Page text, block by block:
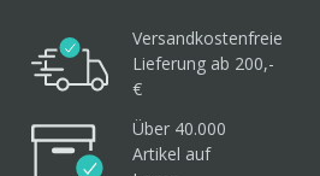
Versandkostenfreie
Lieferung ab 200,-
€
Über 40.000
Artikel auf